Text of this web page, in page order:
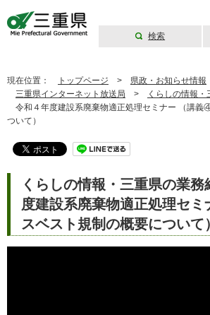
検索
現在位置： トップページ > 県政・お知らせ情報
三重県インターネット放送局 > くらしの情報
令和４年度建設系廃棄物適正処理セミナー （講義
ついて）
くらしの情報・三重県の業
度建設系廃棄物適正処理セ
スベスト規制の概要について）